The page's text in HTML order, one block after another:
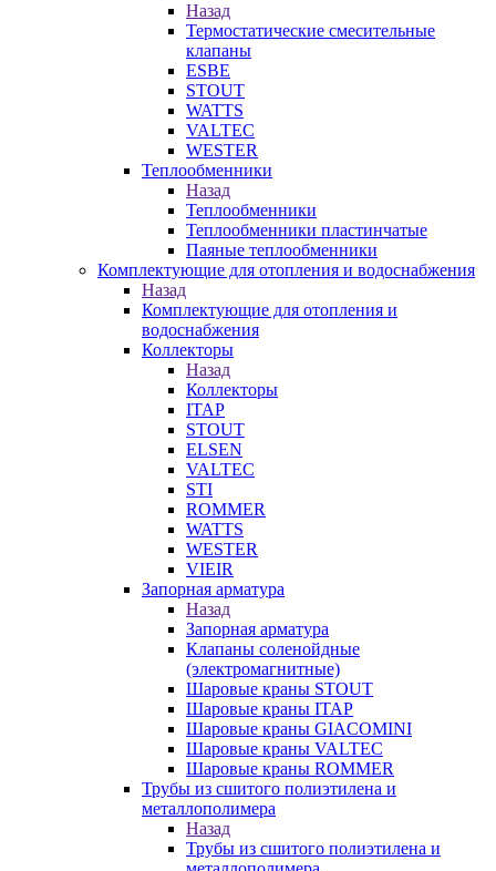
Назад
Термостатические смесительные
клапаны
ESBE
STOUT
WATTS
VALTEC
WESTER
Теплообменники
Назад
Теплообменники
Теплообменники пластинчатые
Паяные теплообменники
Комплектующие для отопления и водоснабжения
Назад
Комплектующие для отопления и
водоснабжения
Коллекторы
Назад
Коллекторы
ITAP
STOUT
ELSEN
VALTEC
STI
ROMMER
WATTS
WESTER
VIEIR
Запорная арматура
Назад
Запорная арматура
Клапаны соленойдные
(электромагнитные)
Шаровые краны STOUT
Шаровые краны ITAP
Шаровые краны GIACOMINI
Шаровые краны VALTEC
Шаровые краны ROMMER
Трубы из сшитого полиэтилена и
металлополимера
Назад
Трубы из сшитого полиэтилена и